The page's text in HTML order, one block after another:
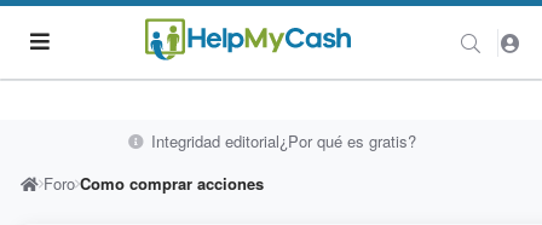
Integridad editorial¿Por qué es gratis?
Foro Como comprar acciones